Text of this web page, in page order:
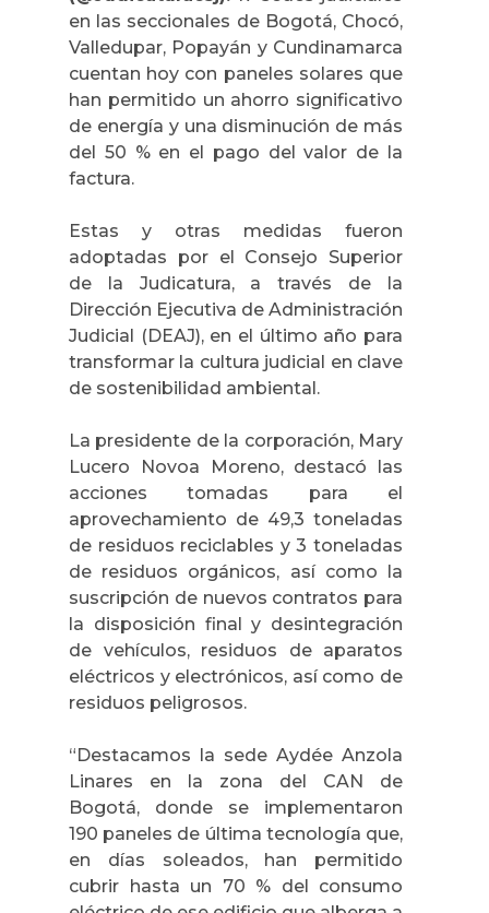
en las seccionales de Bogotá, Chocó,
Valledupar, Popayán y Cundinamarca
cuentan hoy con paneles solares que
han permitido un ahorro significativo
de energía y una disminución de más
del 50 % en el pago del valor de la
factura.
Estas y otras medidas fueron
adoptadas por el Consejo Superior
de la Judicatura, a través de la
Dirección Ejecutiva de Administración
Judicial (DEAJ), en el último año para
transformar la cultura judicial en clave
de sostenibilidad ambiental.
La presidente de la corporación, Mary
Lucero Novoa Moreno, destacó las
acciones tomadas para el
aprovechamiento de 49,3 toneladas
de residuos reciclables y 3 toneladas
de residuos orgánicos, así como la
suscripción de nuevos contratos para
la disposición final y desintegración
de vehículos, residuos de aparatos
eléctricos y electrónicos, así como de
residuos peligrosos.
“Destacamos la sede Aydée Anzola
Linares en la zona del CAN de
Bogotá, donde se implementaron
190 paneles de última tecnología que,
en días soleados, han permitido
cubrir hasta un 70 % del consumo